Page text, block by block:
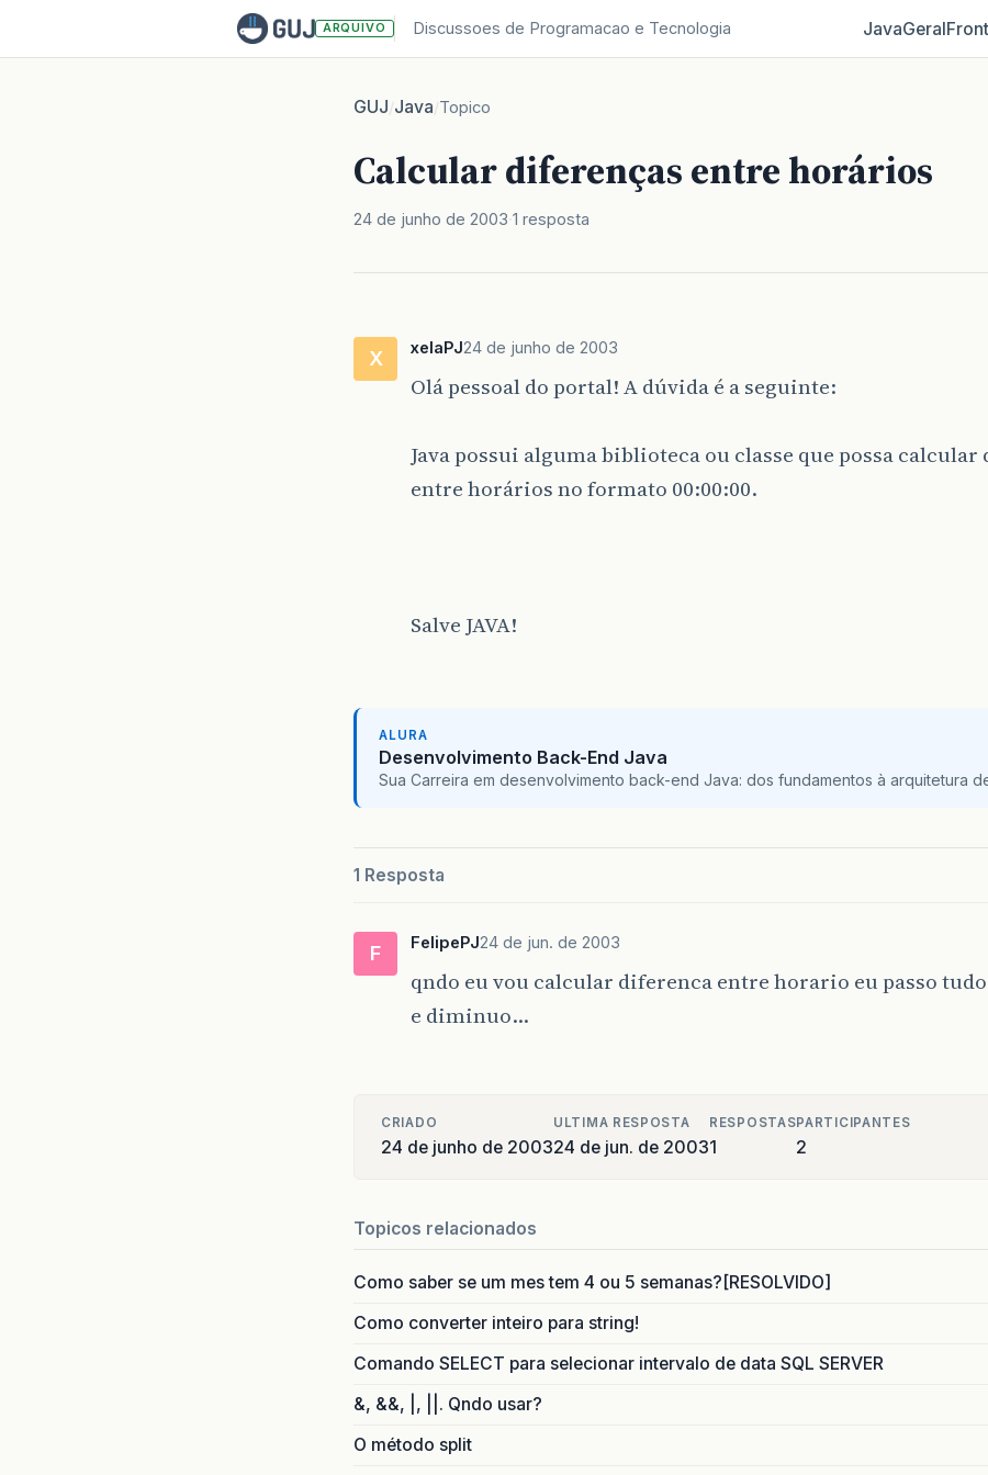
ARQUIVO Discussoes de Programacao e Tecnologia JavaGeral
GUJ/Java/Topico
Calcular diferenças entre horários
24 de junho de 2003 1 resposta
X xelaPJ24 de junho de 2003
Olá pessoal do portal! A dúvida é a seguinte:
Java possui alguma biblioteca ou classe que possa calcular
entre horários no formato 00:00:00.
Salve JAVA!
ALURA
Desenvolvimento Back-End Java
Sua Carreira em desenvolvimento back-end Java: dos fundamentos à arquitetura
1 Resposta
F FelipePJ24 de jun. de 2003
qndo eu vou calcular diferenca entre horario eu passo
e diminuo…
CRIADO
24 de junho de 2003
ULTIMA RESPOSTA
24 de jun. de 2003
RESPOSTAS
1
PARTICIPANTES
2
Topicos relacionados
Como saber se um mes tem 4 ou 5 semanas?[RESOLVIDO]
Como converter inteiro para string!
Comando SELECT para selecionar intervalo de data SQL SERVER
&, &&, |, ||. Qndo usar?
O método split